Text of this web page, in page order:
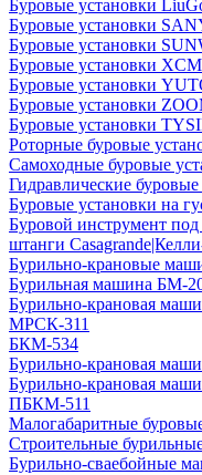
Буровые установки
Буровые установки
Буровые установки
Буровые установки
Буровые установки
Буровые установки
Буровые установки
Роторные буровые
Самоходные буровые
Гидравлические буровые
Буровые установки на
Буровой инструмент
штанги
Бурильно-крановые
Бурильная машина БМ-
Бурильно-крановая
МРСК-311
БКМ-534
Бурильно-крановая
Бурильно-крановая
ПБКМ-511
Малогабаритные
Строительные
Бурильно-сваебойные